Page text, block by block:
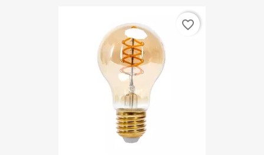
favorite_border